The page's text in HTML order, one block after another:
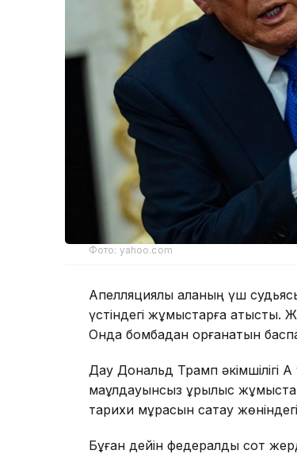
Фото: yahoo.com
Апелляциялық алқаның үш
үстіндегі жұмыстарға қатысты.
Онда бомбадан қорғанатын
Дау Дональд Трамп әкімшілігі
мақұлдауынсыз құрылыс
тарихи мұрасын сақтау
Бұған дейін федералдық сот